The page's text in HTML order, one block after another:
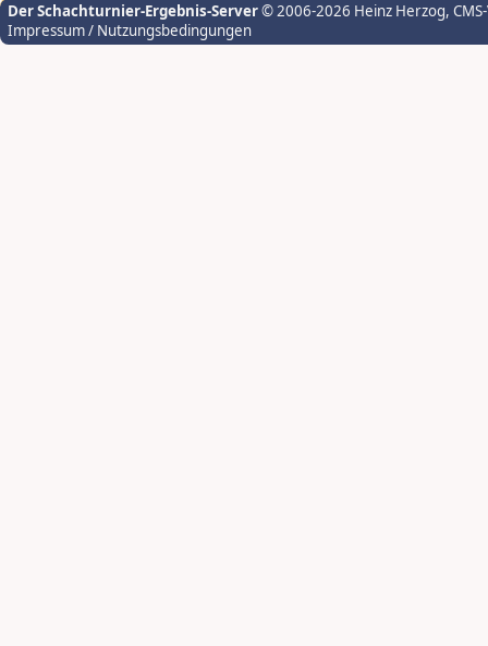
Der Schachturnier-Ergebnis-Server© 2006-2026 Heinz Herzog,
Impressum / Nutzungsbedingungen